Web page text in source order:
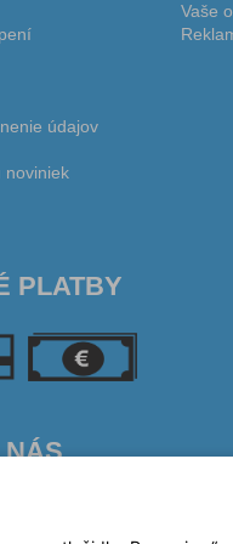
údajov
noviniek
Vaše
PLATBY
NÁS